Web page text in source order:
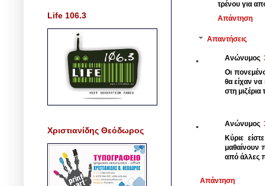
τρένου για
Απάντηση
Απαντήσεις
Ανώνυμος
Οι
θα είχαν
στη μιζέρια
Ανώνυμος
Κύριε
μαθαίνουν
από άλλες
Απάντηση
Life 106.3
Χριστιανίδης Θεόδωρος